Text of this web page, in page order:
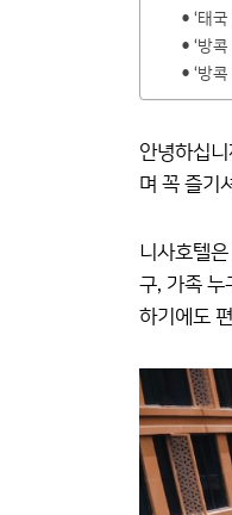
‘태
‘방
‘방
안녕하십
며 꼭 즐기
니사호텔
구, 가족 누
하기에도